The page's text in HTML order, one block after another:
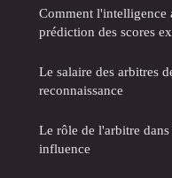
Comment
prédiction des scores
Le salaire des arbitres
reconnaissance
Le rôle de l'arbitre
influence